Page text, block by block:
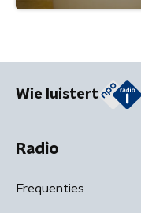
Wie luistert
Radio
Frequenties